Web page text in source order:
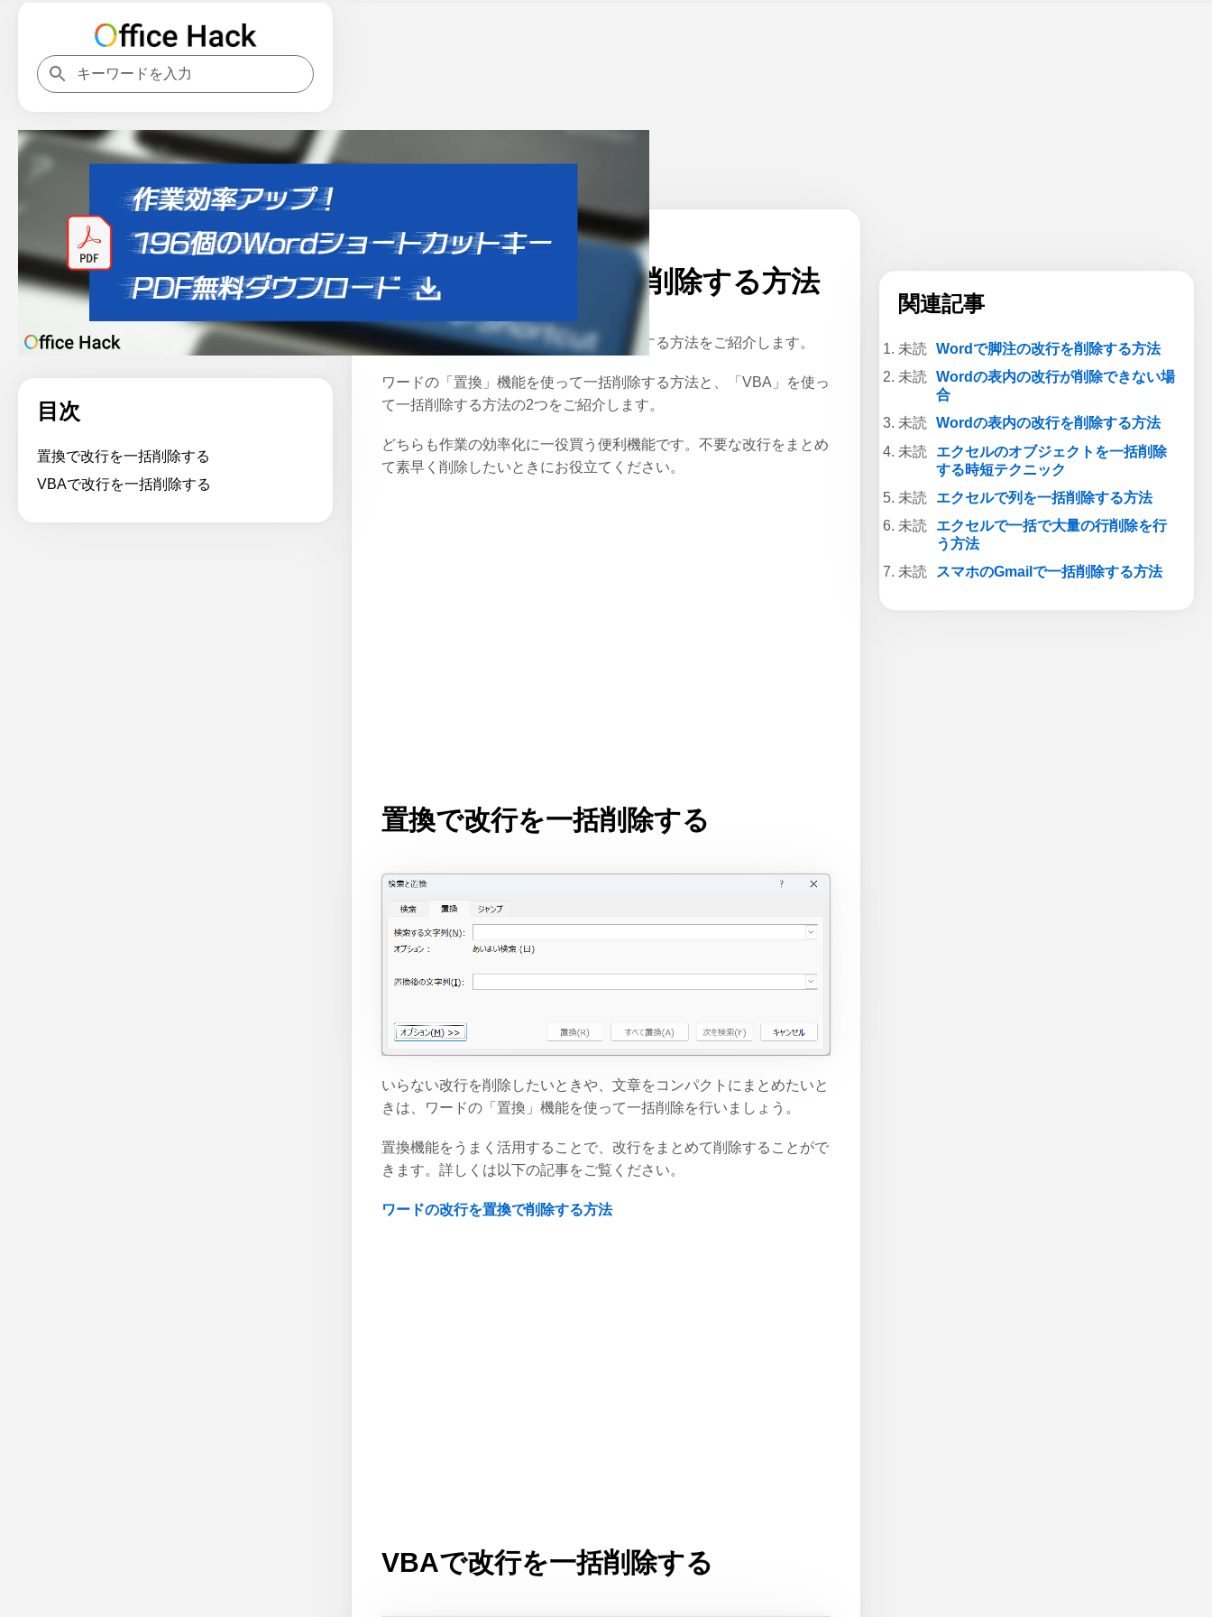
目次
置換で改行を一括削除する
VBAで改行を一括削除する
ホーム > Word 公開日： 2023/02/10
ワードで改行を一括削除する方法
この記事では、ワードで改行を一括削除する方法をご紹介します。
ワードの「置換」機能を使って一括削除する方法と、「VBA」を使っ
て一括削除する方法の2つをご紹介します。
どちらも作業の効率化に一役買う便利機能です。不要な改行をまとめ
て素早く削除したいときにお役立てください。
置換で改行を一括削除する
いらない改行を削除したいときや、文章をコンパクトにまとめたいと
きは、ワードの「置換」機能を使って一括削除を行いましょう。
置換機能をうまく活用することで、改行をまとめて削除することがで
きます。詳しくは以下の記事をご覧ください。
ワードの改行を置換で削除する方法
VBAで改行を一括削除する
関連記事
Wordで脚注の改行を削除する方法
Wordの表内の改行が削除できない場
合
Wordの表内の改行を削除する方法
エクセルのオブジェクトを一括削除
する時短テクニック
エクセルで列を一括削除する方法
エクセルで一括で大量の行削除を行
う方法
スマホのGmailで一括削除する方法